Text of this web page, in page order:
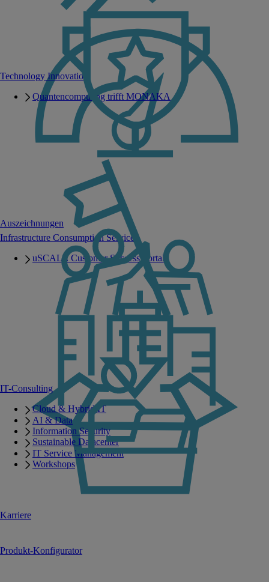
Infrastructure Consumption Services
uSCALE Customer Success Portal
Produkt-Konfigurator
Technology Innovation
Quantencomputing trifft MONAKA
IT-Consulting
Cloud & Hybrid IT
AI & Data
Information Security
Sustainable Datacenter
IT Service Management
Workshops
Auszeichnungen
Karriere